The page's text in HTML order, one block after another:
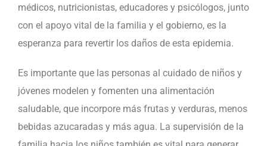
médicos, nutricionistas, educadores y psicólogos, junto
con el apoyo vital de la familia y el gobierno, es la
esperanza para revertir los daños de esta epidemia.
Es importante que las personas al cuidado de niños y
jóvenes modelen y fomenten una alimentación
saludable, que incorpore más frutas y verduras, menos
bebidas azucaradas y más agua. La supervisión de la